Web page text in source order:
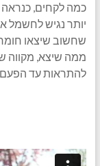
כמה לקחים,
יותר נגיש לחשמל
שחשוב שיצאו
ממה שיצא, מקווה
להתראות עד